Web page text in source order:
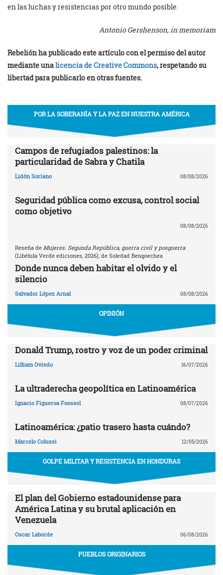
en las luchas y resistencias por otro mundo posible.
Antonio Gershenson, in memoriam
Rebelión ha publicado este artículo con el permiso del autor
mediante unalicencia de Creative Commons, respetando su
libertad para publicarlo en otras fuentes.
POR LA SOBERANÍA Y LA PAZ EN NUESTRA AMÉRICA
Campos de refugiados palestinos: la
particularidad de Sabra y Chatila
Lidón Soriano 08/08/2026
Seguridad pública como excusa, control social
como objetivo
08/08/2026
Reseña de Mujeres. Segunda República, guerra civil y posguerra
(Libélula Verde ediciones, 2026), de Soledad Bengoechea
Donde nunca deben habitar el olvido y el
silencio
Salvador López Arnal 08/08/2026
OPINIÓN
Donald Trump, rostro y voz de un poder criminal
Lilliam Oviedo 16/07/2026
La ultraderecha geopolítica en Latinoamérica
Ignacio Figueroa Foessel 08/07/2026
Latinoamérica: ¿patio trasero hasta cuándo?
Marcelo Colussi 12/05/2026
GOLPE MILITAR Y RESISTENCIA EN HONDURAS
El plan del Gobierno estadounidense para
América Latina y su brutal aplicación en
Venezuela
Oscar Laborde 06/08/2026
PUEBLOS ORIGINARIOS